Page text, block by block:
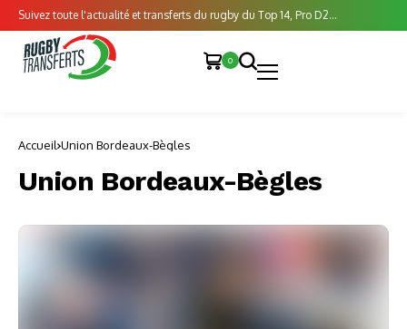
Suivez toute l'actualité et transferts du rugby du Top 14, Pro D2...
0
Accueil Union Bordeaux-Bègles
Union Bordeaux-Bègles